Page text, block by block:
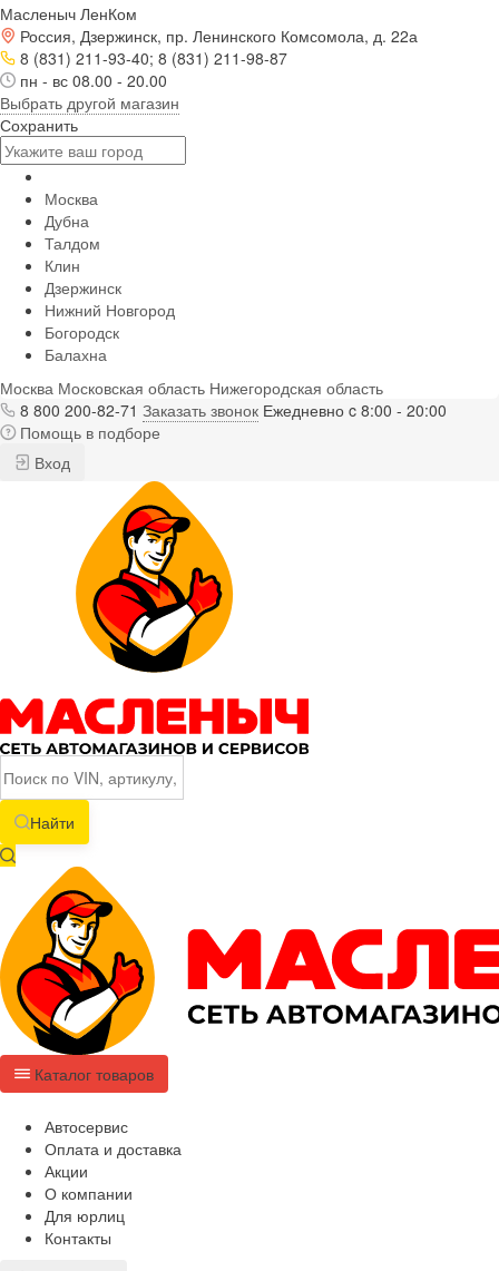
Масленыч ЛенКом
Россия, Дзержинск, пр. Ленинского Комсомола, д. 22а
8 (831) 211-93-40; 8 (831) 211-98-87
пн - вс 08.00 - 20.00
Выбрать другой магазин
Сохранить
Москва
Дубна
Талдом
Клин
Дзержинск
Нижний Новгород
Богородск
Балахна
Москва Московская область Нижегородская область
8 800 200-82-71 Заказать звонок Ежедневно c 8:00 - 20:00
Помощь в подборе
Вход
Найти
Каталог товаров
Автосервис
Оплата и доставка
Акции
О компании
Для юрлиц
Контакты